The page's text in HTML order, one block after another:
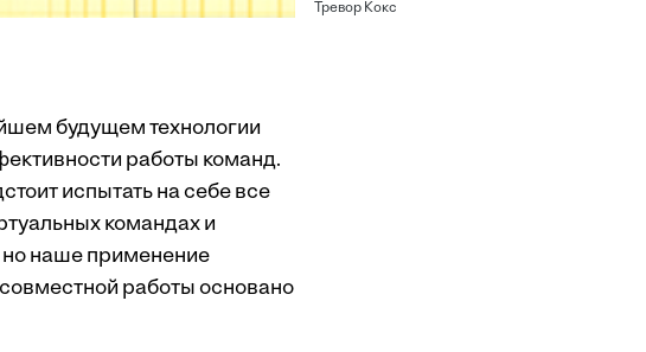
Тревор Кокс
будущем технологии
работы команд.
испытать на себе все
командах и
но наше применение
работы основано